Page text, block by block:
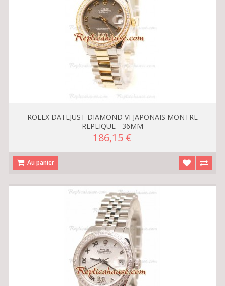
ROLEX DATEJUST DIAMOND VI JAPONAIS MONTRE
REPLIQUE - 36MM
186,15 €
Au panier